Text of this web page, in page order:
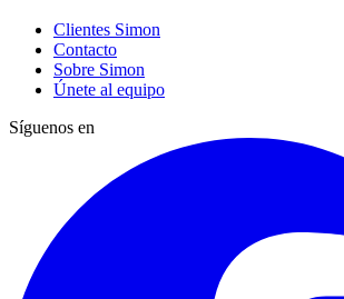
Clientes Simon
Contacto
Sobre Simon
Únete al equipo
Síguenos en